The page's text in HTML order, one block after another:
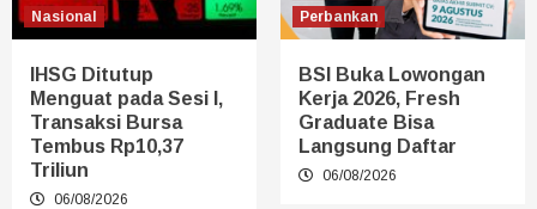
Nasional
IHSG Ditutup
Menguat pada Sesi I,
Transaksi Bursa
Tembus Rp10,37
Triliun
06/08/2026
Perbankan
BSI Buka Lowongan
Kerja 2026, Fresh
Graduate Bisa
Langsung Daftar
06/08/2026